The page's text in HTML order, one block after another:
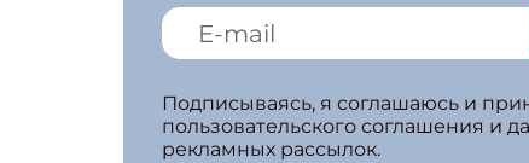
Подписываясь, я соглашаюсь и
пользовательского соглашения и
рекламных рассылок.